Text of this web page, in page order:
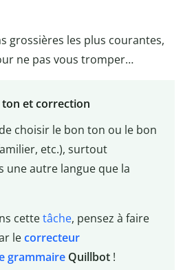
grossières les plus courantes,
ne pas vous tromper…
ton et correction
choisir le bon ton ou le bon
etc.), surtout
une autre langue que la
cettetâche, pensez à faire
lecorrecteur
grammaire Quillbot!